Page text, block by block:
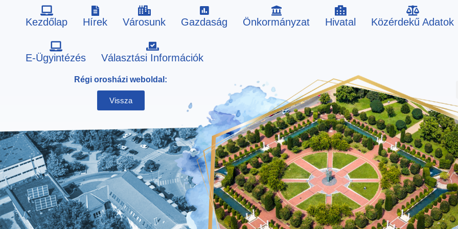
Kezdőlap Hírek Városunk Gazdaság Önkormányzat Hivatal Közérdekű Adatok
E-Ügyintézés Választási Információk
Régi orosházi weboldal:
Vissza